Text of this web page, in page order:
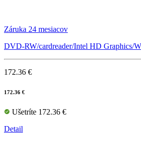
Záruka 24 mesiacov
DVD-RW/cardreader/Intel HD Graphics/
172.36 €
172.36 €
Ušetríte 172.36 €
Detail